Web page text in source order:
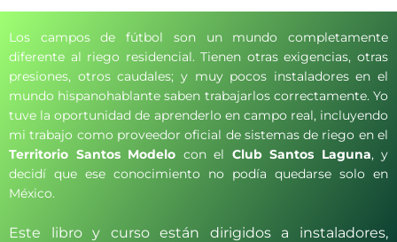
Los campos de fútbol son un mundo completamente
diferente al riego residencial. Tienen otras exigencias, otras
presiones, otros caudales; y muy pocos instaladores en el
mundo hispanohablante saben trabajarlos correctamente. Yo
tuve la oportunidad de aprenderlo en campo real, incluyendo
mi trabajo como proveedor oficial de sistemas de riego en el
Territorio Santos Modelo con el Club Santos Laguna, y
decidí que ese conocimiento no podía quedarse solo en
México.
Este libro y curso están dirigidos a instaladores,